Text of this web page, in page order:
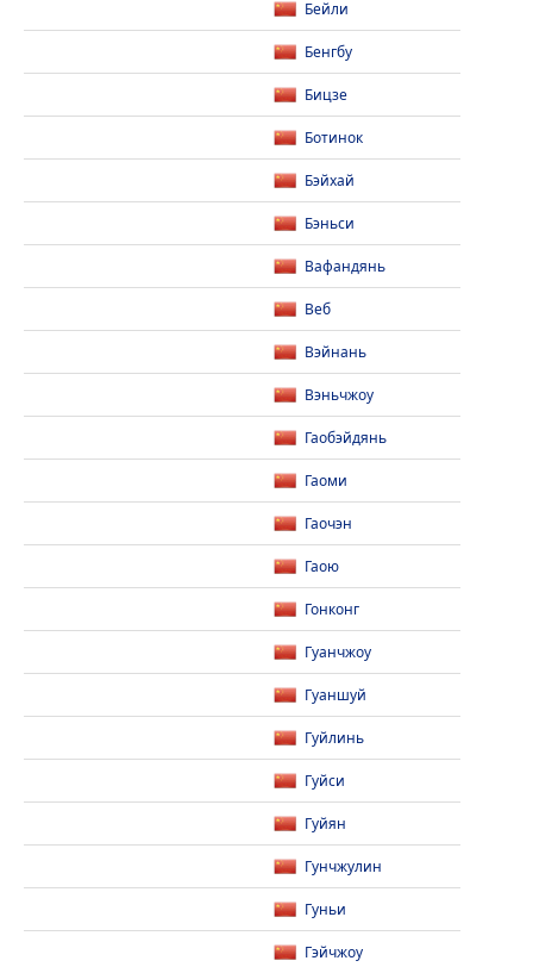
Бейли
Бенгбу
Бицзе
Ботинок
Бэйхай
Бэньси
Вафандянь
Веб
Вэйнань
Вэньчжоу
Гаобэйдянь
Гаоми
Гаочэн
Гаою
Гонконг
Гуанчжоу
Гуаншуй
Гуйлинь
Гуйси
Гуйян
Гунчжулин
Гуньи
Гэйчжоу